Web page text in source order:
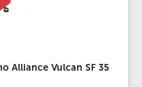
Alliance Vulcan SF 35